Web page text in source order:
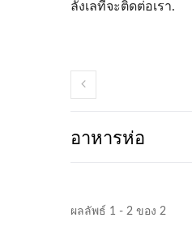
ลังเลที่จะติดต่อเรา.
อาหารห่อ
ผลลัพธ์ 1 - 2 ของ 2